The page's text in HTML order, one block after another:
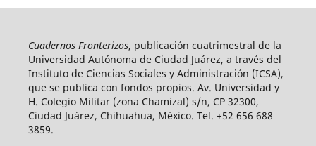
Cuadernos Fronterizos, publicación cuatrimestral de la
Universidad Autónoma de Ciudad Juárez, a través del
Instituto de Ciencias Sociales y Administración (ICSA),
que se publica con fondos propios. Av. Universidad y
H. Colegio Militar (zona Chamizal) s/n, CP 32300,
Ciudad Juárez, Chihuahua, México. Tel. +52 656 688
3859.